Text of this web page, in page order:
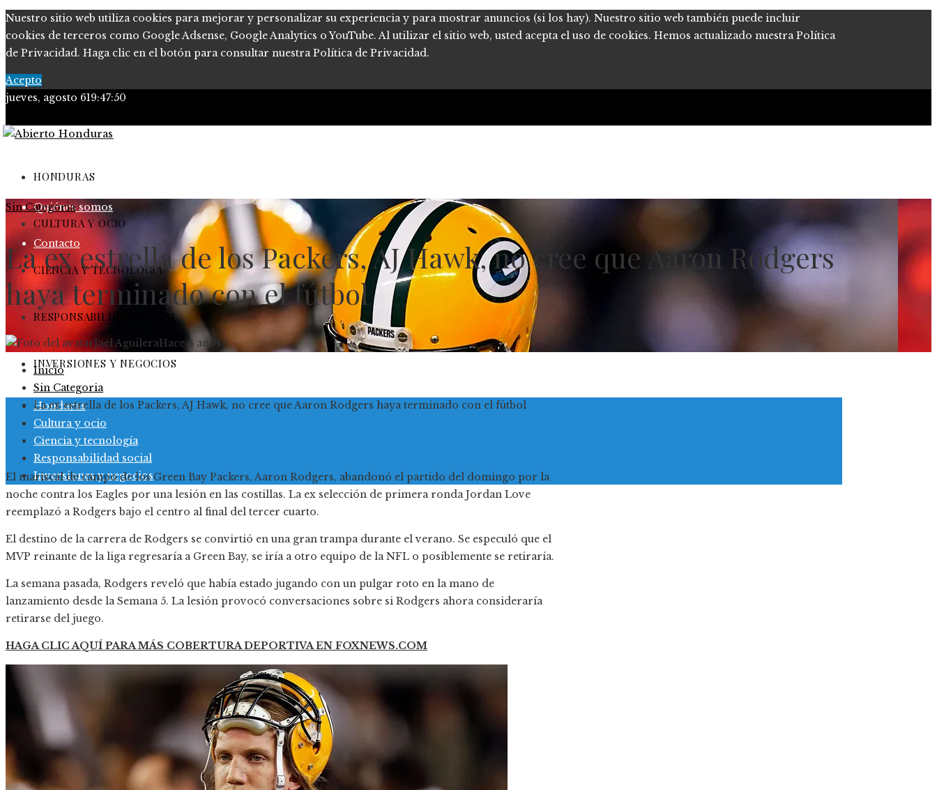
Nuestro sitio web utiliza cookies para mejorar y personalizar su experiencia y para mostrar anuncios (si los hay). Nuestro sitio web también puede incluir
cookies de terceros como Google Adsense, Google Analytics o YouTube. Al utilizar el sitio web, usted acepta el uso de cookies. Hemos actualizado nuestra Política
de Privacidad. Haga clic en el botón para consultar nuestra Política de Privacidad.
Acepto
jueves, agosto 619:47:51
Política de Privacidad
Marco Legal del Sitio
Quiénes somos
Contacto
HONDURAS
CULTURA Y OCIO
CIENCIA Y TECNOLOGÍA
RESPONSABILIDAD SOCIAL
INVERSIONES Y NEGOCIOS
Honduras
Cultura y ocio
Ciencia y tecnología
Responsabilidad social
Inversiones y negocios
Sin Categoria
La ex estrella de los Packers, AJ Hawk, no cree que Aaron Rodgers
haya terminado con el fútbol
Jael AguileraHace 4 años
Inicio
Sin Categoria
La ex estrella de los Packers, AJ Hawk, no cree que Aaron Rodgers haya terminado con el fútbol
El mariscal de campo de los Green Bay Packers, Aaron Rodgers, abandonó el partido del domingo por la
noche contra los Eagles por una lesión en las costillas. La ex selección de primera ronda Jordan Love
reemplazó a Rodgers bajo el centro al final del tercer cuarto.
El destino de la carrera de Rodgers se convirtió en una gran trampa durante el verano. Se especuló que el
MVP reinante de la liga regresaría a Green Bay, se iría a otro equipo de la NFL o posiblemente se retiraría.
La semana pasada, Rodgers reveló que había estado jugando con un pulgar roto en la mano de
lanzamiento desde la Semana 5. La lesión provocó conversaciones sobre si Rodgers ahora consideraría
retirarse del juego.
HAGA CLIC AQUÍ PARA MÁS COBERTURA DEPORTIVA EN FOXNEWS.COM